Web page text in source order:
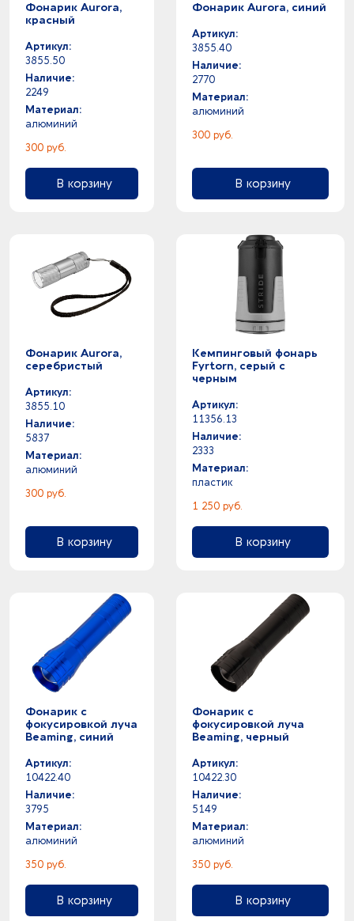
Фонарик Aurora,
красный
Артикул:
3855.50
Наличие:
2249
Материал:
алюминий
300 руб.
В корзину
Фонарик Aurora, синий
Артикул:
3855.40
Наличие:
2770
Материал:
алюминий
300 руб.
В корзину
Фонарик Aurora,
серебристый
Артикул:
3855.10
Наличие:
5837
Материал:
алюминий
300 руб.
В корзину
Кемпинговый фонарь
Fyrtorn, серый с
черным
Артикул:
11356.13
Наличие:
2333
Материал:
пластик
1 250 руб.
В корзину
Фонарик с
фокусировкой луча
Beaming, синий
Артикул:
10422.40
Наличие:
3795
Материал:
алюминий
350 руб.
В корзину
Фонарик с
фокусировкой луча
Beaming, черный
Артикул:
10422.30
Наличие:
5149
Материал:
алюминий
350 руб.
В корзину